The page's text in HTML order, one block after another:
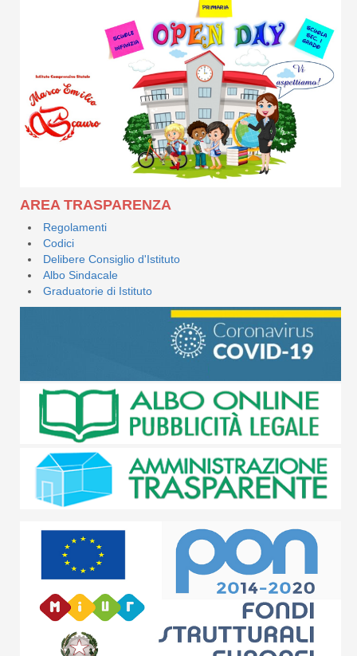
AREA TRASPARENZA
Regolamenti
Codici
Delibere Consiglio d'Istituto
Albo Sindacale
Graduatorie di Istituto